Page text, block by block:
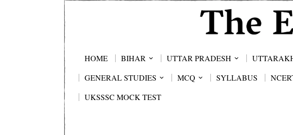
HOME BIHAR UTTAR PRADESH
GENERAL STUDIES
MCQ SYLLABUS
UKSSSC MOCK TEST